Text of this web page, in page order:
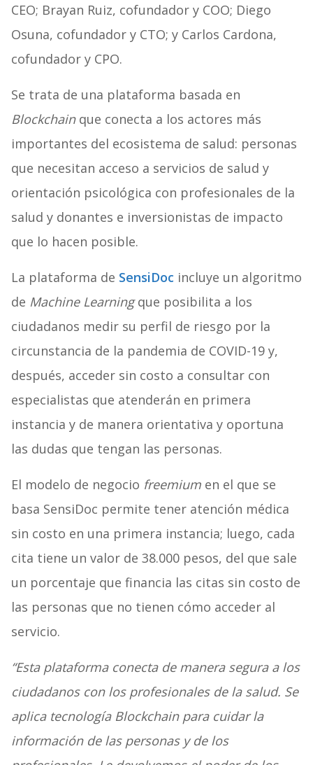
CEO; Brayan Ruiz, cofundador y COO; Diego
Osuna, cofundador y CTO; y Carlos Cardona,
cofundador y CPO.
Se trata de una plataforma basada en
Blockchainque conecta a los actores más
importantes del ecosistema de salud: personas
que necesitan acceso a servicios de salud y
orientación psicológica con profesionales de la
salud y donantes e inversionistas de impacto
que lo hacen posible.
La plataforma de SensiDoc incluye un algoritmo
de Machine Learningque posibilita a los
ciudadanos medir su perfil de riesgo por la
circunstancia de la pandemia de COVID-19 y,
después, acceder sin costo a consultar con
especialistas que atenderán en primera
instancia y de manera orientativa y oportuna
las dudas que tengan las personas.
El modelo de negocio freemiumen el que se
basa SensiDoc permite tener atención médica
sin costo en una primera instancia; luego, cada
cita tiene un valor de 38.000 pesos, del que sale
un porcentaje que financia las citas sin costo de
las personas que no tienen cómo acceder al
servicio.
“Esta plataforma conecta de manera segura a los
ciudadanos con los profesionales de la salud. Se
aplica tecnología Blockchain para cuidar la
información de las personas y de los